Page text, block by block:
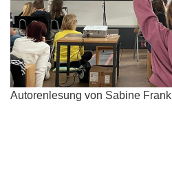
Autorenlesung von Sabine Frank